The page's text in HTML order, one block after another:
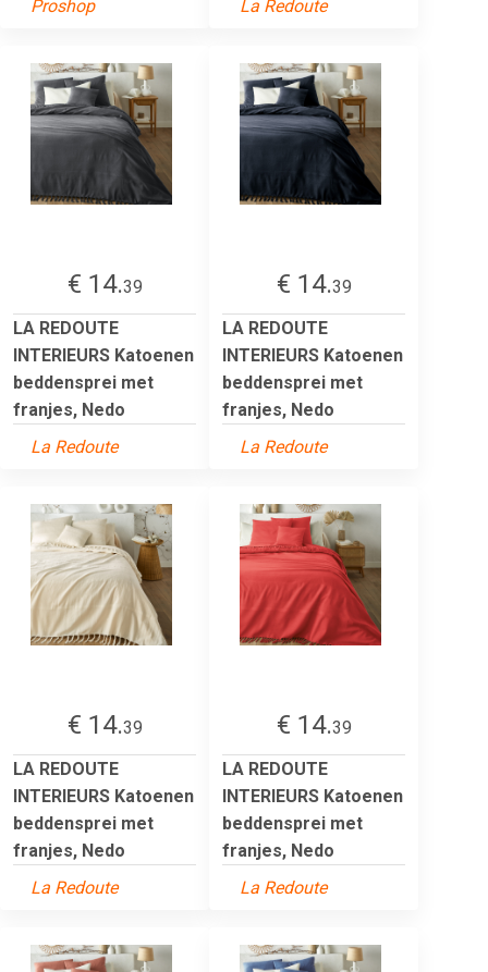
Proshop
La Redoute
€ 14.39
LA REDOUTE
INTERIEURS Katoenen
beddensprei met
franjes, Nedo
La Redoute
€ 14.39
LA REDOUTE
INTERIEURS Katoenen
beddensprei met
franjes, Nedo
La Redoute
€ 14.39
LA REDOUTE
INTERIEURS Katoenen
beddensprei met
franjes, Nedo
La Redoute
€ 14.39
LA REDOUTE
INTERIEURS Katoenen
beddensprei met
franjes, Nedo
La Redoute